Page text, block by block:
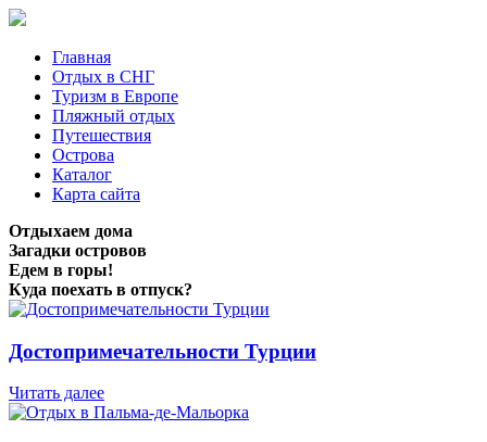
Главная
Отдых в СНГ
Туризм в Европе
Пляжный отдых
Путешествия
Острова
Каталог
Карта сайта
Отдыхаем дома
Загадки островов
Едем в горы!
Куда поехать в отпуск?
Достопримечательности Турции
Читать далее